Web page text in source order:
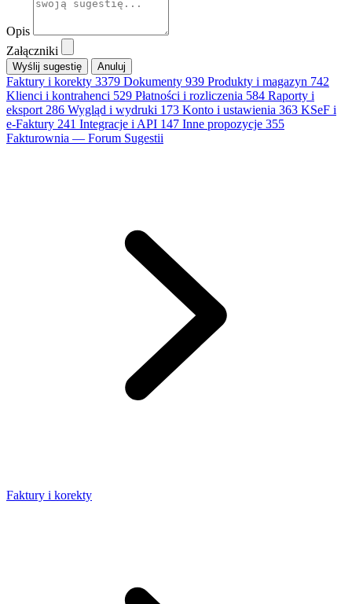
Opis
Załączniki
Anuluj
Faktury i korekty 3379 Dokumenty 939 Produkty i magazyn 742
Klienci i kontrahenci 529 Płatności i rozliczenia 584 Raporty i
eksport 286 Wygląd i wydruki 173 Konto i ustawienia 363 KSeF i
e-Faktury 241 Integracje i API 147 Inne propozycje 355
Fakturownia — Forum Sugestii
Faktury i korekty